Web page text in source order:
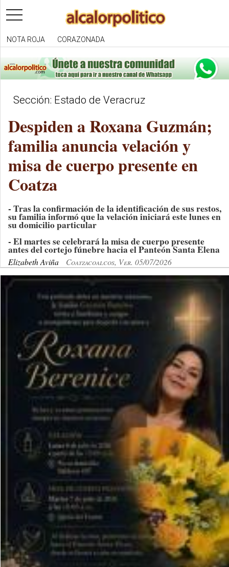
toggle
navigation
NOTA ROJA CORAZONADA
Sección: Estado de Veracruz
Despiden a Roxana Guzmán;
familia anuncia velación y
misa de cuerpo presente en
Coatza
- Tras la confirmación de la identificación de sus restos,
su familia informó que la velación iniciará este lunes en
su domicilio particular
- El martes se celebrará la misa de cuerpo presente
antes del cortejo fúnebre hacia el Panteón Santa Elena
Elizabeth Aviña Coatzacoalcos, Ver. 05/07/2026